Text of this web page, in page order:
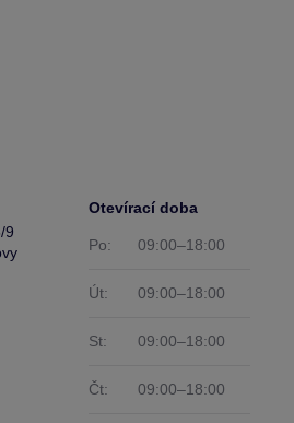
9
Otevírací doba
Po: 09:00–18:00
Út: 09:00–18:00
St: 09:00–18:00
Čt: 09:00–18:00